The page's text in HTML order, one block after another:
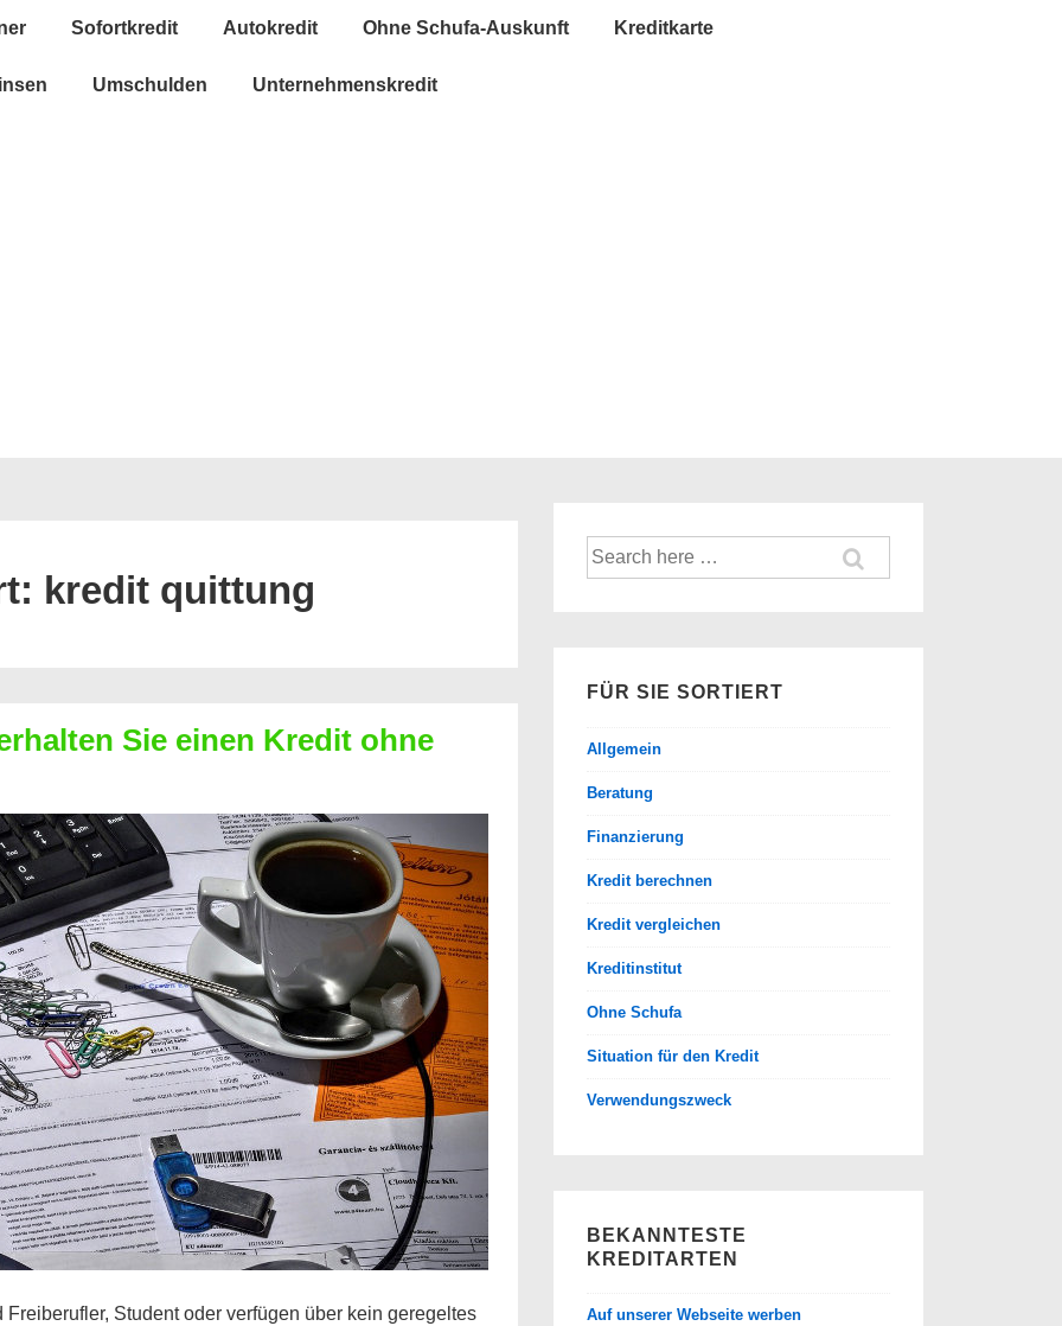
Sofortkredit Autokredit Ohne Schufa-Auskunft Kreditkarte
Umschulden Unternehmenskredit
kredit quittung
Sie einen Kredit ohne
Student oder verfügen über kein geregeltes
Suche
nach:
FÜR SIE SORTIERT
Allgemein
Beratung
Finanzierung
Kredit berechnen
Kredit vergleichen
Kreditinstitut
Ohne Schufa
Situation für den Kredit
Verwendungszweck
BEKANNTESTE
KREDITARTEN
Auf unserer Webseite werben